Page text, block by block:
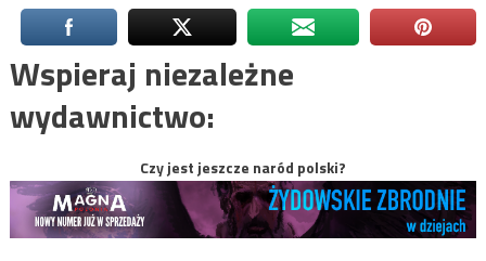
Wspieraj niezależne
wydawnictwo:
Czy jest jeszcze naród polski?